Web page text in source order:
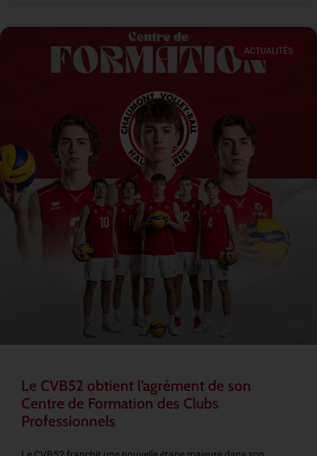
ACTUALITÉS
Le CVB52 obtient l’agrément de son
Centre de Formation des Clubs
Professionnels